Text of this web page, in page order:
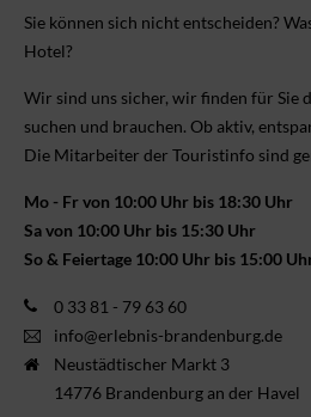
Sie können sich nicht ent­scheiden?
Hotel?
Wir sind uns sicher, wir finden für Sie
suchen und brauchen. Ob aktiv,
Die Mitarbeiter der Touristinfo sind
Mo - Fr von 10:00 Uhr bis 18:30 Uhr
Sa von 10:00 Uhr bis 15:30 Uhr
So & Feiertage 10:00 Uhr bis 15:00
0 33 81 - 79 63 60
info@erlebnis-brandenburg.de
Neustädtischer Markt 3
14776 Brandenburg an der Havel